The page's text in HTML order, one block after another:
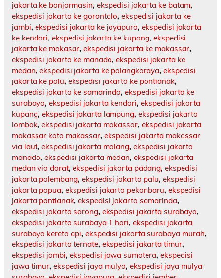
jakarta ke banjarmasin, ekspedisi jakarta ke batam,
ekspedisi jakarta ke gorontalo, ekspedisi jakarta ke
jambi, ekspedisi jakarta ke jayapura, ekspedisi jakarta
ke kendari, ekspedisi jakarta ke kupang, ekspedisi
jakarta ke makasar, ekspedisi jakarta ke makassar,
ekspedisi jakarta ke manado, ekspedisi jakarta ke
medan, ekspedisi jakarta ke palangkaraya, ekspedisi
jakarta ke palu, ekspedisi jakarta ke pontianak,
ekspedisi jakarta ke samarinda, ekspedisi jakarta ke
surabaya, ekspedisi jakarta kendari, ekspedisi jakarta
kupang, ekspedisi jakarta lampung, ekspedisi jakarta
lombok, ekspedisi jakarta makassar, ekspedisi jakarta
makassar kota makassar, ekspedisi jakarta makassar
via laut, ekspedisi jakarta malang, ekspedisi jakarta
manado, ekspedisi jakarta medan, ekspedisi jakarta
medan via darat, ekspedisi jakarta padang, ekspedisi
jakarta palembang, ekspedisi jakarta palu, ekspedisi
jakarta papua, ekspedisi jakarta pekanbaru, ekspedisi
jakarta pontianak, ekspedisi jakarta samarinda,
ekspedisi jakarta sorong, ekspedisi jakarta surabaya,
ekspedisi jakarta surabaya 1 hari, ekspedisi jakarta
surabaya kereta api, ekspedisi jakarta surabaya murah,
ekspedisi jakarta ternate, ekspedisi jakarta timur,
ekspedisi jambi, ekspedisi jawa sumatera, ekspedisi
jawa timur, ekspedisi jaya mulya, ekspedisi jaya mulya